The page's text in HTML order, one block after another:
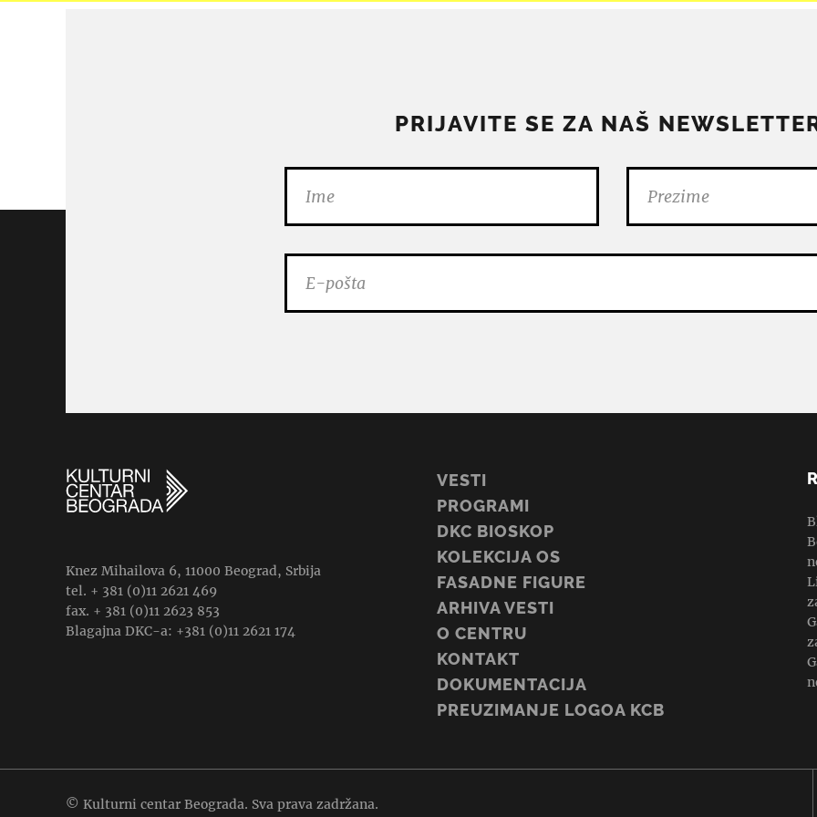
PRIJAVITE SE ZA NAŠ
Knez Mihailova 6, 11000 Beograd, Srbija
tel. + 381 (0)11 2621 469
fax. + 381 (0)11 2623 853
Blagajna DKC-a: +381 (0)11 2621 174
VESTI
PROGRAMI
DKC BIOSKOP
KOLEKCIJA OS
FASADNE FIGURE
ARHIVA VESTI
O CENTRU
KONTAKT
DOKUMENTACIJA
PREUZIMANJE LOGOA KCB
© Kulturni centar Beograda. Sva prava zadržana.